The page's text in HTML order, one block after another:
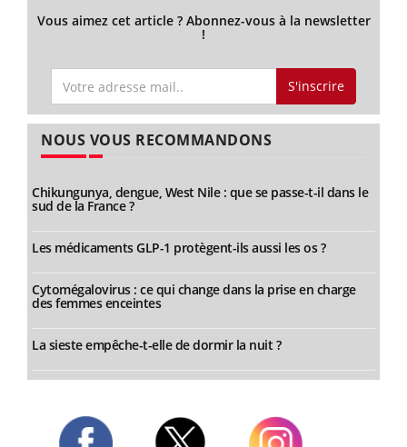
Vous aimez cet article ? Abonnez-vous à la newsletter
!
S'inscrire
NOUS VOUS RECOMMANDONS
Chikungunya, dengue, West Nile : que se passe-t-il dans le
sud de la France ?
Les médicaments GLP-1 protègent-ils aussi les os ?
Cytomégalovirus : ce qui change dans la prise en charge
des femmes enceintes
La sieste empêche-t-elle de dormir la nuit ?